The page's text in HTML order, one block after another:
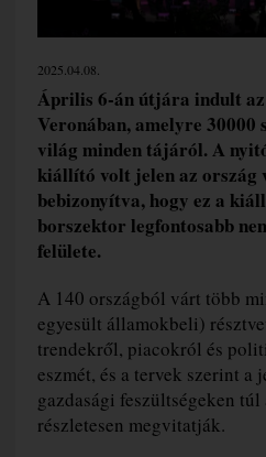
2025.04.08.
Április 6-án útjára indult
Veronában, amelyre
világ minden tájáról. A
kiállító volt jelen az ország
bebizonyítva, hogy ez a
borszektor legfontosabb
felülete.
A 140 országból várt több
egyesült államokbeli)
trendekről, piacokról és
eszmét, és a tervek szerint
gazdasági feszültségeken
részletesen megvitatják.